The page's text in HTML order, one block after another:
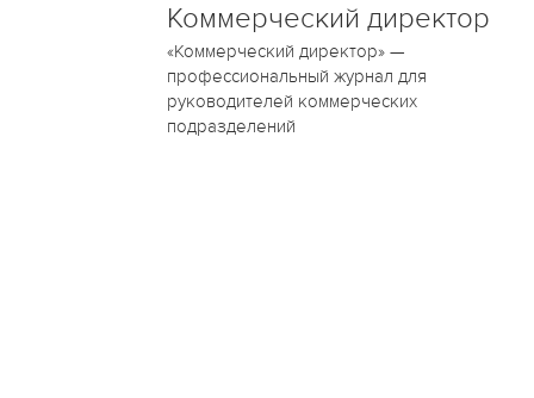
Коммерческий директор
«Коммерческий директор» —
профессиональный журнал для
руководителей коммерческих
подразделений